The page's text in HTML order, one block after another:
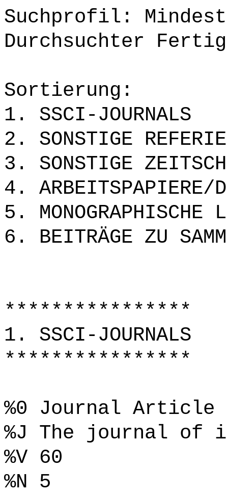
Suchprofil:
Durchsuchter
Sortierung:
1. SSCI-JOURNALS
2. SONSTIGE
3. SONSTIGE
4. ARBEITSPAPIERE/
5. MONOGRAPHISCHE
6. BEITRÄGE ZU
****************
1. SSCI-JOURNALS
****************
%0 Journal Article
%J The journal
%V 60
%N 5